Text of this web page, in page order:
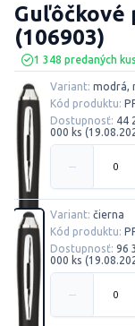
1 348 predaných
Guľôčkové
(106903)
Variant: modrá,
Kód produktu:
Dostupnosť: 44
000 ks
Variant: čierna
Kód produktu:
Dostupnosť: 96
000 ks